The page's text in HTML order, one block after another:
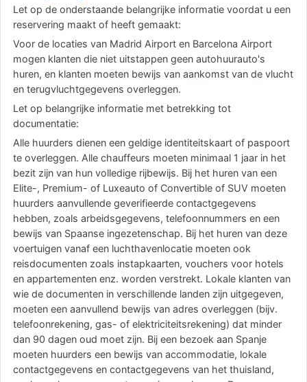
Let op de onderstaande belangrijke informatie voordat u een
reservering maakt of heeft gemaakt:
Voor de locaties van Madrid Airport en Barcelona Airport
mogen klanten die niet uitstappen geen autohuurauto's
huren, en klanten moeten bewijs van aankomst van de vlucht
en terugvluchtgegevens overleggen.
Let op belangrijke informatie met betrekking tot
documentatie:
Alle huurders dienen een geldige identiteitskaart of paspoort
te overleggen. Alle chauffeurs moeten minimaal 1 jaar in het
bezit zijn van hun volledige rijbewijs. Bij het huren van een
Elite-, Premium- of Luxeauto of Convertible of SUV moeten
huurders aanvullende geverifieerde contactgegevens
hebben, zoals arbeidsgegevens, telefoonnummers en een
bewijs van Spaanse ingezetenschap. Bij het huren van deze
voertuigen vanaf een luchthavenlocatie moeten ook
reisdocumenten zoals instapkaarten, vouchers voor hotels
en appartementen enz. worden verstrekt. Lokale klanten van
wie de documenten in verschillende landen zijn uitgegeven,
moeten een aanvullend bewijs van adres overleggen (bijv.
telefoonrekening, gas- of elektriciteitsrekening) dat minder
dan 90 dagen oud moet zijn. Bij een bezoek aan Spanje
moeten huurders een bewijs van accommodatie, lokale
contactgegevens en contactgegevens van het thuisland,